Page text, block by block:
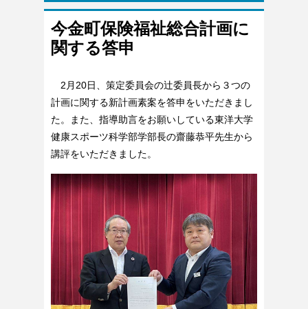
今金町保険福祉総合計画に
関する答申
2月20日、策定委員会の辻委員長から３つの
計画に関する新計画素案を答申をいただきまし
た。また、指導助言をお願いしている東洋大学
健康スポーツ科学部学部長の齋藤恭平先生から
講評をいただきました。